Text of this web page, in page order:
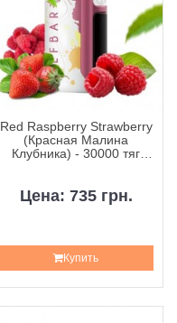
Red Raspberry Strawberry
(Красная Малина
Клубника) - 30000 тяг
Цена: 735 грн.
Купить